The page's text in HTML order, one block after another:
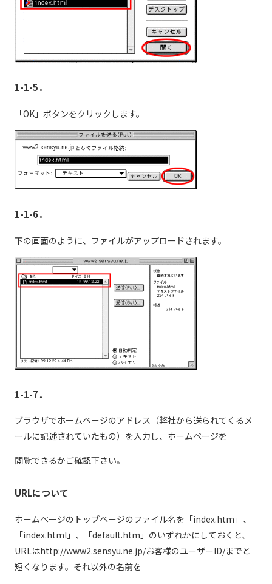
1-1-5．
「OK」ボタンをクリックします。
1-1-6．
下の画面のように、ファイルがアップロードされます。
1-1-7．
ブラウザでホームページのアドレス（弊社から送られてくるメ
ールに記述されていたもの）を入力し、ホームページを
閲覧できるかご確認下さい。
URLについて
ホームページのトップページのファイル名を「index.htm」、
「index.html」、「default.htm」のいずれかにしておくと、
URLはhttp://www2.sensyu.ne.jp/お客様のユーザーID/までと
短くなります。それ以外の名前を